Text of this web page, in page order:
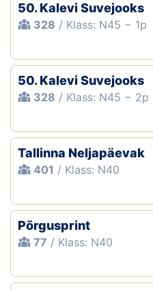
50. Kalevi Suvejooks
328 / Klass: N45 − 1p
50. Kalevi Suvejooks
328 / Klass: N45 − 2p
Tallinna Neljapäevak
401 / Klass: N40
Põrgusprint
77 / Klass: N40